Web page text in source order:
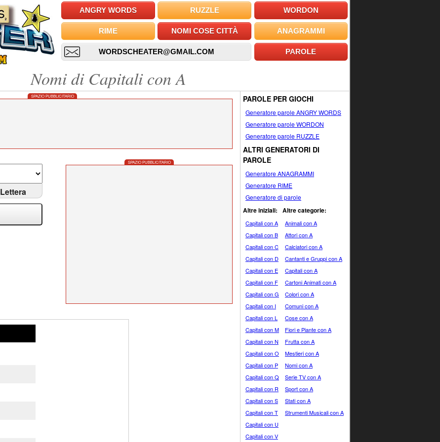
ANGRY WORDS RUZZLE WORDON
RIME NOMI COSE CITTÀ ANAGRAMMI
WORDSCHEATER@GMAIL.COM PAROLE
Nomi di Capitali con A
SPAZIO PUBBLICITARIO
Lettera
SPAZIO PUBBLICITARIO
PAROLE PER GIOCHI
Generatore parole ANGRY WORDS
Generatore parole WORDON
Generatore parole RUZZLE
ALTRI GENERATORI DI
PAROLE
Generatore ANAGRAMMI
Generatore RIME
Generatore di parole
Altre iniziali:
Capitali con A
Capitali con B
Capitali con C
Capitali con D
Capitali con E
Capitali con F
Capitali con G
Capitali con I
Capitali con L
Capitali con M
Capitali con N
Capitali con O
Capitali con P
Capitali con Q
Capitali con R
Capitali con S
Capitali con T
Capitali con U
Capitali con V
Altre categorie:
Animali con A
Attori con A
Calciatori con A
Cantanti e Gruppi con A
Capitali con A
Cartoni Animati con A
Colori con A
Comuni con A
Cose con A
Fiori e Piante con A
Frutta con A
Mestieri con A
Nomi con A
Serie TV con A
Sport con A
Stati con A
Strumenti Musicali con A